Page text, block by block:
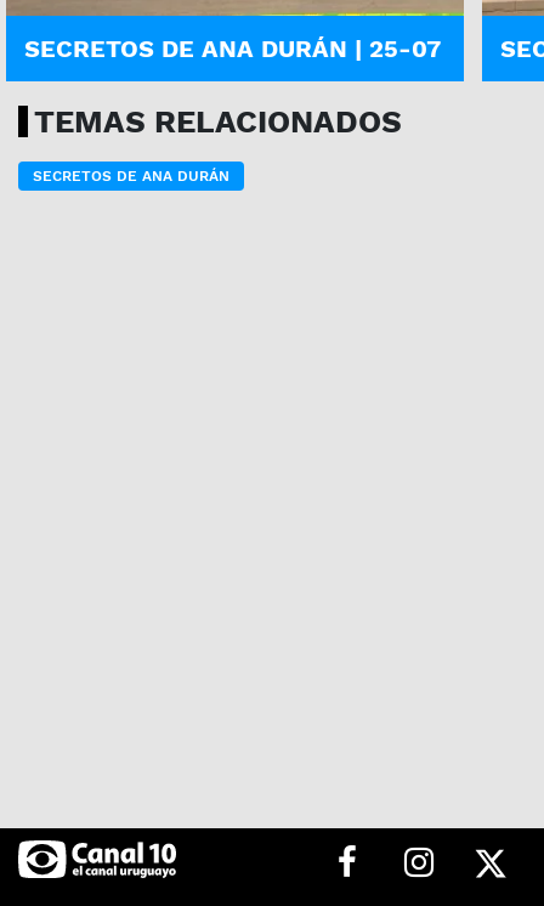
SECRETOS DE ANA DURÁN | 25-07
TEMAS RELACIONADOS
SECRETOS DE ANA DURÁN